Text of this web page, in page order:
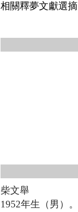
相關釋夢文獻選
柴文舉
1952年生（男）